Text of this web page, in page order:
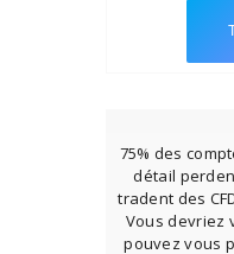
75% des
détail
tradent des
Vous devriez
pouvez vous